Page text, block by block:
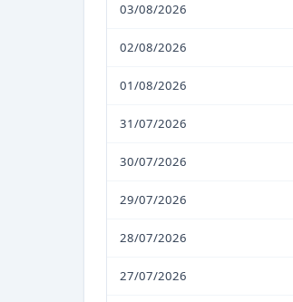
03/08/2026
02/08/2026
01/08/2026
31/07/2026
30/07/2026
29/07/2026
28/07/2026
27/07/2026